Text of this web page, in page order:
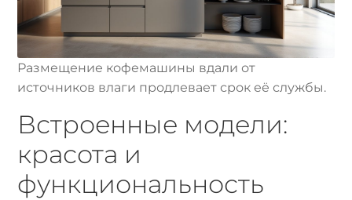
Размещение кофемашины вдали от
источников влаги продлевает срок её службы.
Встроенные модели:
красота и
функциональность